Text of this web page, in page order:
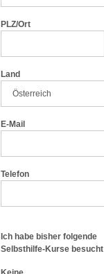
PLZ/Ort
Land
E-Mail
Telefon
Ich habe bisher folgende
Selbsthilfe-Kurse besucht